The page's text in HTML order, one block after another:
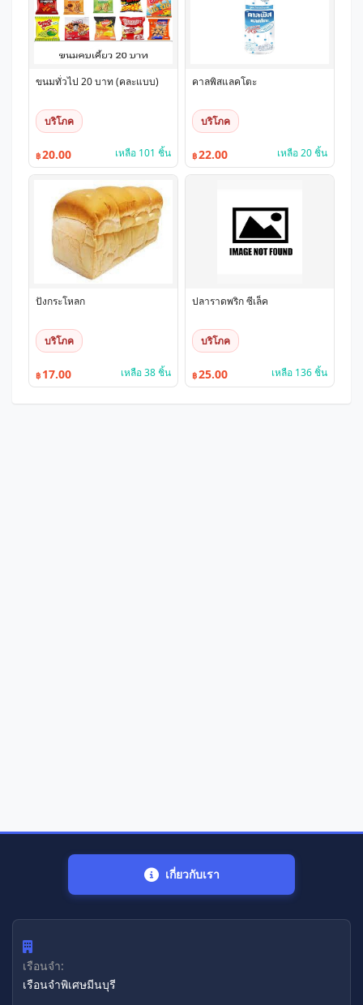
ขนมทั่วไป 20 บาท (คละแบบ)
บริโภค
฿20.00 เหลือ 101 ชิ้น
คาลพิสแลคโตะ
บริโภค
฿22.00 เหลือ 20 ชิ้น
ปังกระโหลก
บริโภค
฿ 17.00 เหลือ 38 ชิ้น
ปลาราดพริก ซีเล็ค
บริโภค
฿25.00 เหลือ 136 ชิ้น
เกี่ยวกับเรา
เรือนจำ:
เรือนจำพิเศษมีนบุรี